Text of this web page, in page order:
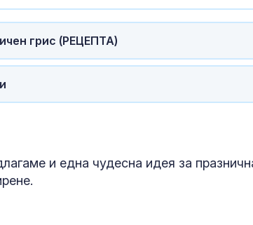
грис (РЕЦЕПТА)
и една чудесна идея за
.